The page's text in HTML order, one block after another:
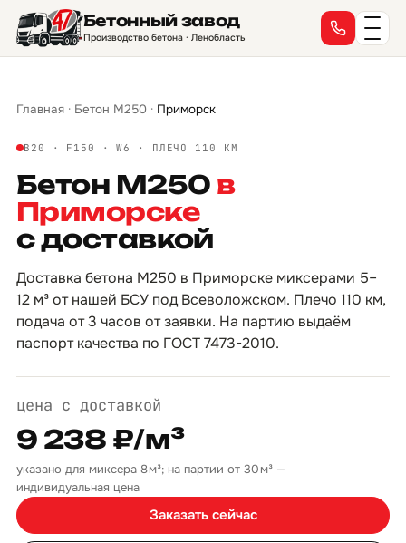
Бетонный завод
Производство бетона · Ленобласть
Главная · Бетон М250 · Приморск
B20 · F150 · W6 · ПЛЕЧО 110 КМ
Бетон М250 в
Приморске
с доставкой
Доставка бетона М250 в Приморске миксерами 5–
12 м³ от нашей БСУ под Всеволожском. Плечо 110 км,
подача от 3 часов от заявки. На партию выдаём
паспорт качества по ГОСТ 7473-2010.
цена с доставкой
9 238 ₽/м³
указано для миксера 8 м³; на партии от 30 м³ —
индивидуальная цена
Заказать сейчас